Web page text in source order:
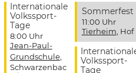
Internationale
Volkssport-
Tage
8:00 Uhr
Jean-Paul-
Grundschule,
Schwarzenbac
Sommerfest
11:00 Uhr
Tierheim , Hof
Volkssport-
Tage